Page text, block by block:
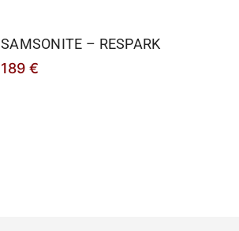
SAMSONITE – RESPARK
189 €